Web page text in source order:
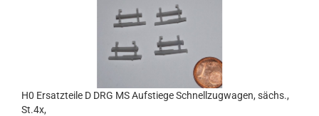
H0 Ersatzteile D DRG MS Aufstiege Schnellzugwagen, sächs.,
St.4x,